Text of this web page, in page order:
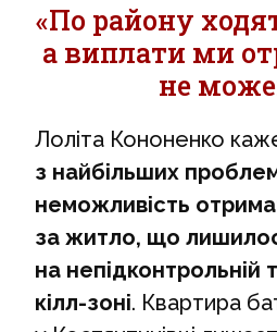
«По району
а виплати ми
не
Лоліта Кононенко
з найбільших
неможливість
за житло, що
на непідконтрольній
кілл-зоні. Квартира